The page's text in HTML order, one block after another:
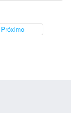
Próximo